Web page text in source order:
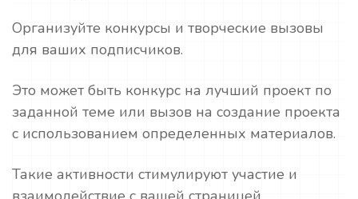
Организуйте конкурсы и творческие вызовы
для ваших подписчиков.
Это может быть конкурс на лучший проект по
заданной теме или вызов на создание проекта
с использованием определенных материалов.
Такие активности стимулируют участие и